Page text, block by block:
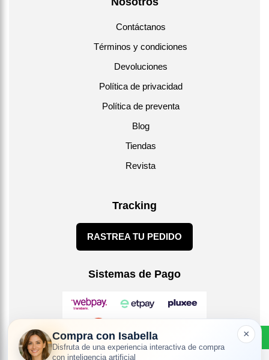
Contáctanos
Términos y condiciones
Devoluciones
Política de privacidad
Política de preventa
Blog
Tiendas
Revista
Tracking
RASTREA TU PEDIDO
Sistemas de Pago